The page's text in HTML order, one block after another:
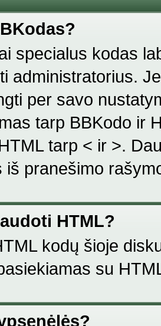
specialus kodas
administratorius.
per savo
tarp BBKodo ir
tarp < ir >.
iš pranešimo
HTML?
kodų šioje
su